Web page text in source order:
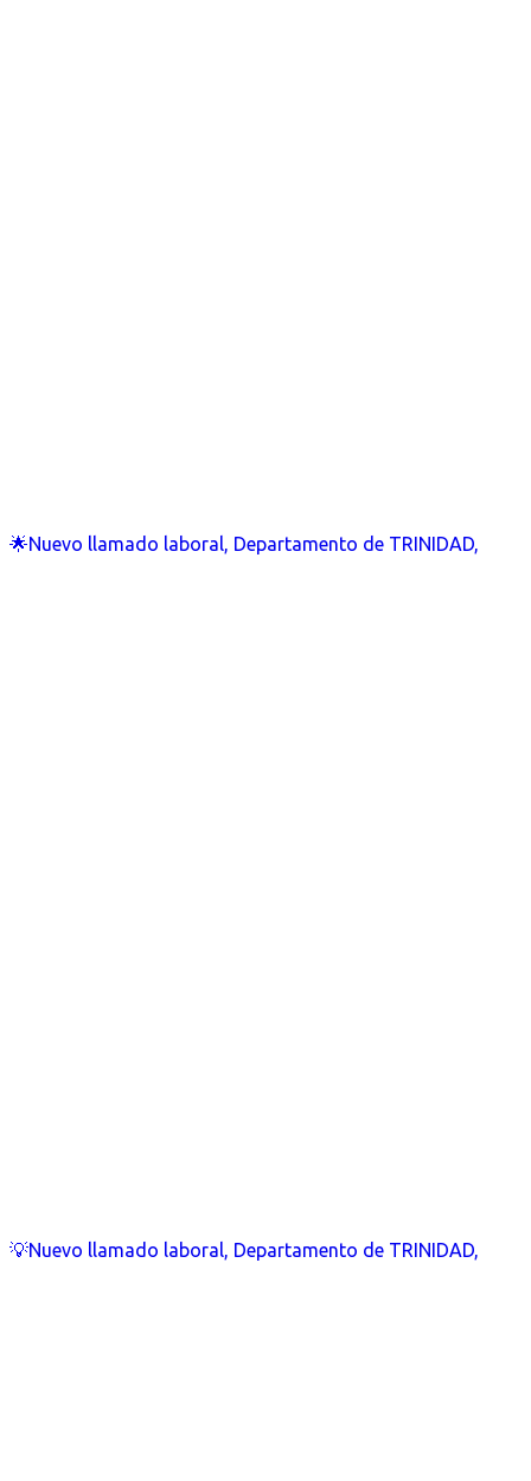
🌟Nuevo llamado laboral, Departamento de TRINIDAD,
💡Nuevo llamado laboral, Departamento de TRINIDAD,